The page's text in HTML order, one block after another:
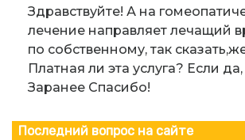
Здравствуйте! А на
лечение направляет лечащий
по собственному, так
Платная ли эта услуга? Если
Заранее Спасибо!
Последний вопрос на сайте